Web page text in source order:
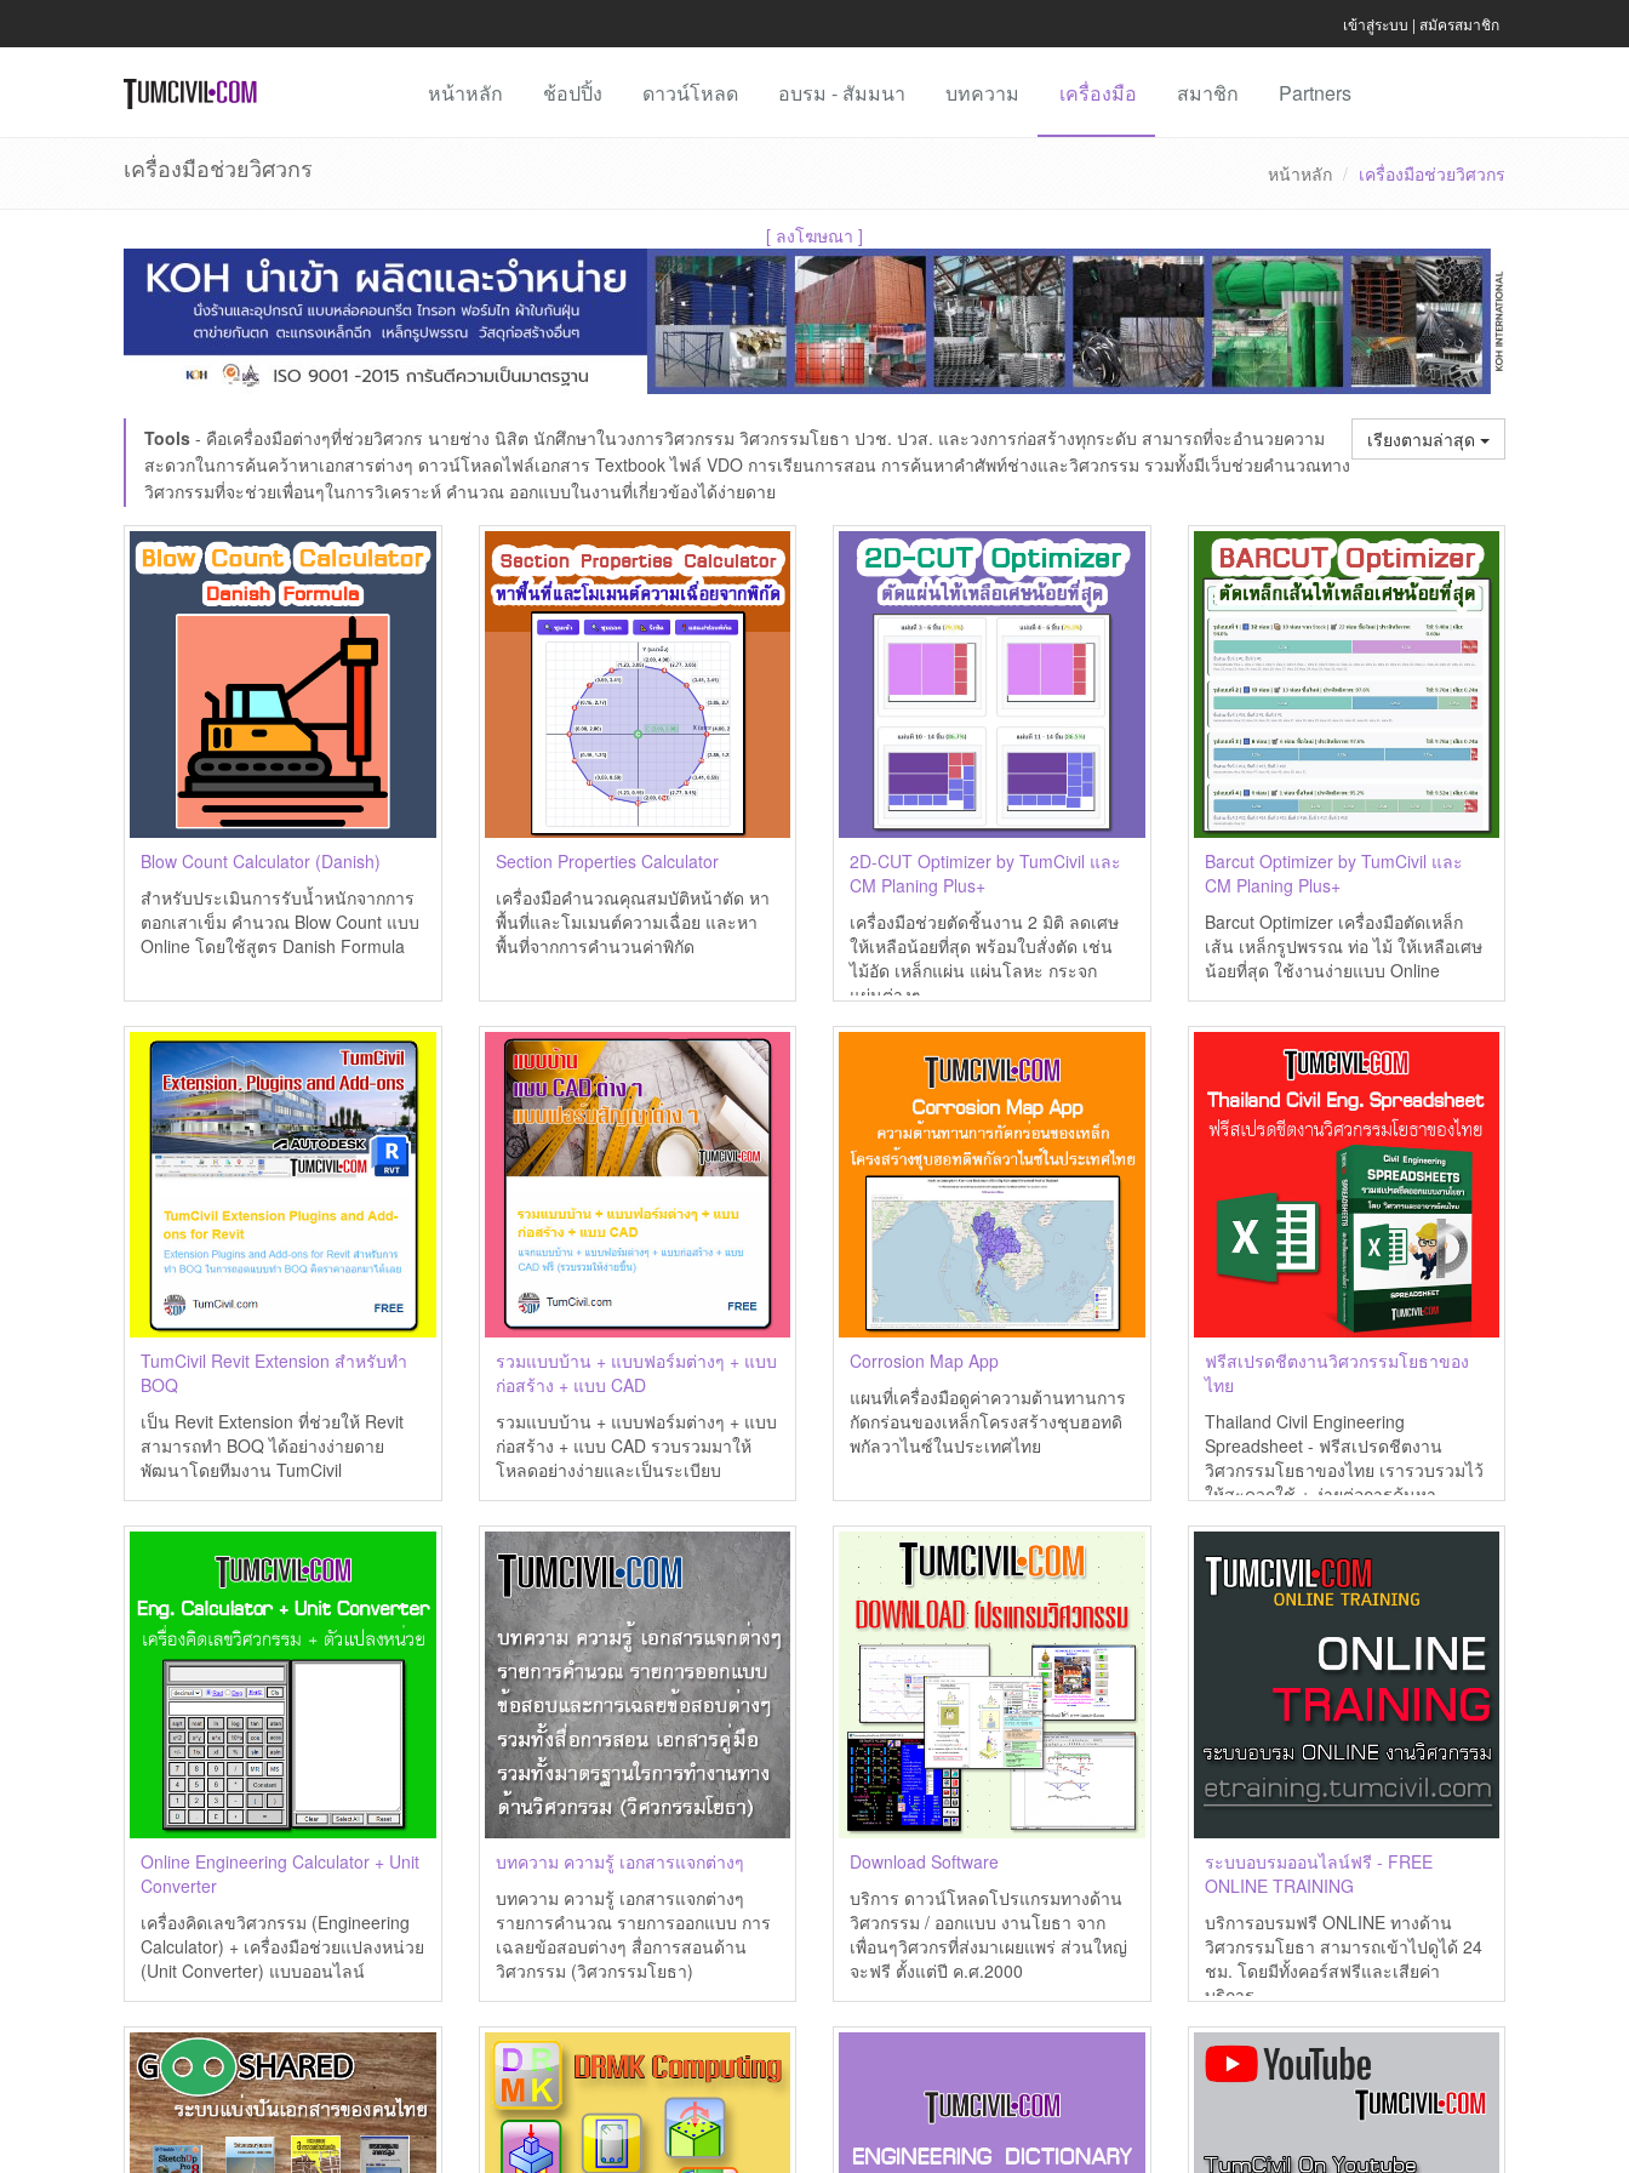
เข้าสู่ระบบ | สมัครสมาชิก
หน้าหลัก ช้อปปิ้ง ดาวน์โหลด อบรม - สัมมนา บทความ เครื่องมือ สมาชิก Partners
เครื่องมือช่วยวิศวกร หน้าหลัก เครื่องมือช่วยวิศวกร
[ ลงโฆษณา ]
เรียงตามล่าสุด
Tools - คือเครื่องมือต่างๆที่ช่วยวิศวกร นายช่าง นิสิต นักศึกษาในวงการวิศวกรรม วิศวกรรมโยธา ปวช. ปวส. และวงการก่อสร้างทุกระดับ สามารถที่จะอำนวยความ
สะดวกในการค้นคว้าหาเอกสารต่างๆ ดาวน์โหลดไฟล์เอกสาร Textbook ไฟล์ VDO การเรียนการสอน การค้นหาคำศัพท์ช่างและวิศวกรรม รวมทั้งมีเว็บช่วยคำนวณทาง
วิศวกรรมที่จะช่วยเพื่อนๆในการวิเคราะห์ คำนวณ ออกแบบในงานที่เกี่ยวข้องได้ง่ายดาย
Blow Count Calculator (Danish)
สำหรับประเมินการรับน้ำหนักจากการ
ตอกเสาเข็ม คำนวณ Blow Count แบบ
Online โดยใช้สูตร Danish Formula
Section Properties Calculator
เครื่องมือคำนวณคุณสมบัติหน้าตัด หา
พื้นที่และโมเมนต์ความเฉื่อย และหา
พื้นที่จากการคำนวนค่าพิกัด
2D-CUT Optimizer by TumCivil และ
CM Planing Plus+
เครื่องมือช่วยตัดชิ้นงาน 2 มิติ ลดเศษ
ให้เหลือน้อยที่สุด พร้อมใบสั่งตัด เช่น
ไม้อัด เหล็กแผ่น แผ่นโลหะ กระจก
แผ่นต่างๆ
Barcut Optimizer by TumCivil และ
CM Planing Plus+
Barcut Optimizer เครื่องมือตัดเหล็ก
เส้น เหล็กรูปพรรณ ท่อ ไม้ ให้เหลือเศษ
น้อยที่สุด ใช้งานง่ายแบบ Online
TumCivil Revit Extension สำหรับทำ
BOQ
เป็น Revit Extension ที่ช่วยให้ Revit
สามารถทำ BOQ ได้อย่างง่ายดาย
พัฒนาโดยทีมงาน TumCivil
รวมแบบบ้าน + แบบฟอร์มต่างๆ + แบบ
ก่อสร้าง + แบบ CAD
รวมแบบบ้าน + แบบฟอร์มต่างๆ + แบบ
ก่อสร้าง + แบบ CAD รวบรวมมาให้
โหลดอย่างง่ายและเป็นระเบียบ
Corrosion Map App
แผนที่เครื่องมือดูค่าความต้านทานการ
กัดกร่อนของเหล็กโครงสร้างชุบฮอทดิ
พกัลวาไนซ์ในประเทศไทย
ฟรีสเปรดชีตงานวิศวกรรมโยธาของ
ไทย
Thailand Civil Engineering
Spreadsheet - ฟรีสเปรดชีตงาน
วิศวกรรมโยธาของไทย เรารวบรวมไว้
ให้สะดวกใช้ + ง่ายต่อการค้นหา
Online Engineering Calculator + Unit
Converter
เครื่องคิดเลขวิศวกรรม (Engineering
Calculator) + เครื่องมือช่วยแปลงหน่วย
(Unit Converter) แบบออนไลน์
บทความ ความรู้ เอกสารแจกต่างๆ
บทความ ความรู้ เอกสารแจกต่างๆ
รายการคำนวณ รายการออกแบบ การ
เฉลยข้อสอบต่างๆ สื่อการสอนด้าน
วิศวกรรม (วิศวกรรมโยธา)
Download Software
บริการ ดาวน์โหลดโปรแกรมทางด้าน
วิศวกรรม / ออกแบบ งานโยธา จาก
เพื่อนๆวิศวกรที่ส่งมาเผยแพร่ ส่วนใหญ่
จะฟรี ตั้งแต่ปี ค.ศ.2000
ระบบอบรมออนไลน์ฟรี - FREE
ONLINE TRAINING
บริการอบรมฟรี ONLINE ทางด้าน
วิศวกรรมโยธา สามารถเข้าไปดูได้ 24
ชม. โดยมีทั้งคอร์สฟรีและเสียค่า
บริการ